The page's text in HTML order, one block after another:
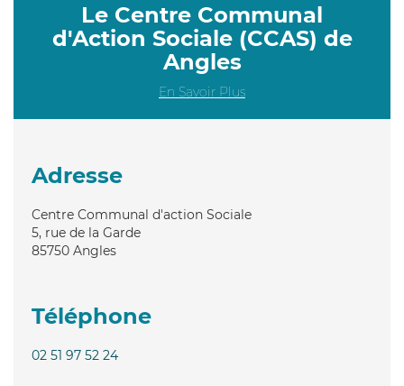
Le Centre Communal
d'Action Sociale (CCAS) de
Angles
En Savoir Plus
Adresse
Centre Communal d'action Sociale
5, rue de la Garde
85750 Angles
Téléphone
02 51 97 52 24